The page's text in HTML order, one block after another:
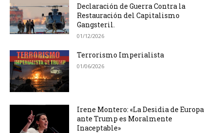
Declaración de Guerra Contra la
Restauración del Capitalismo
Gangsteril.
01/12/2026
Terrorismo Imperialista
01/06/2026
Irene Montero: «La Desidia de Europa
ante Trump es Moralmente
Inaceptable»